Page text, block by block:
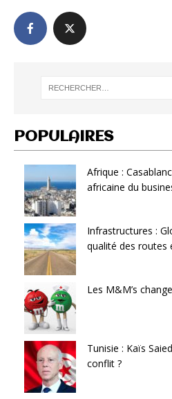
POPULAIRES
Afrique :
africaine du
Infrastructures :
qualité des routes
Les M&M’s
Tunisie : Kaïs
conflit ?